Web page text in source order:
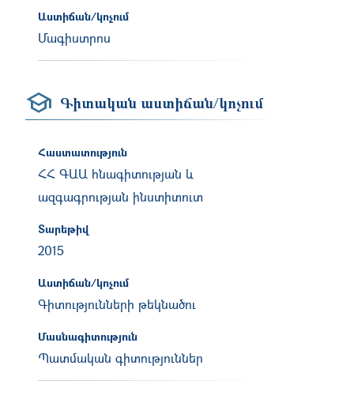
Աստիճան/կոչում
Մագիստրոս
Գիտական աստիճան/կոչում
Հաստատություն
ՀՀ ԳԱԱ հնագիտության և
ազգագրության ինստիտուտ
Տարեթիվ
2015
Աստիճան/կոչում
Գիտությունների թեկնածու
Մասնագիտություն
Պատմական գիտություններ